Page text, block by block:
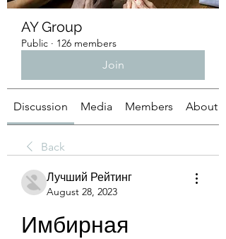
AY Group
Public · 126 members
Join
Discussion Media Members About
Back
Лучший Рейтинг
August 28, 2023
Имбирная